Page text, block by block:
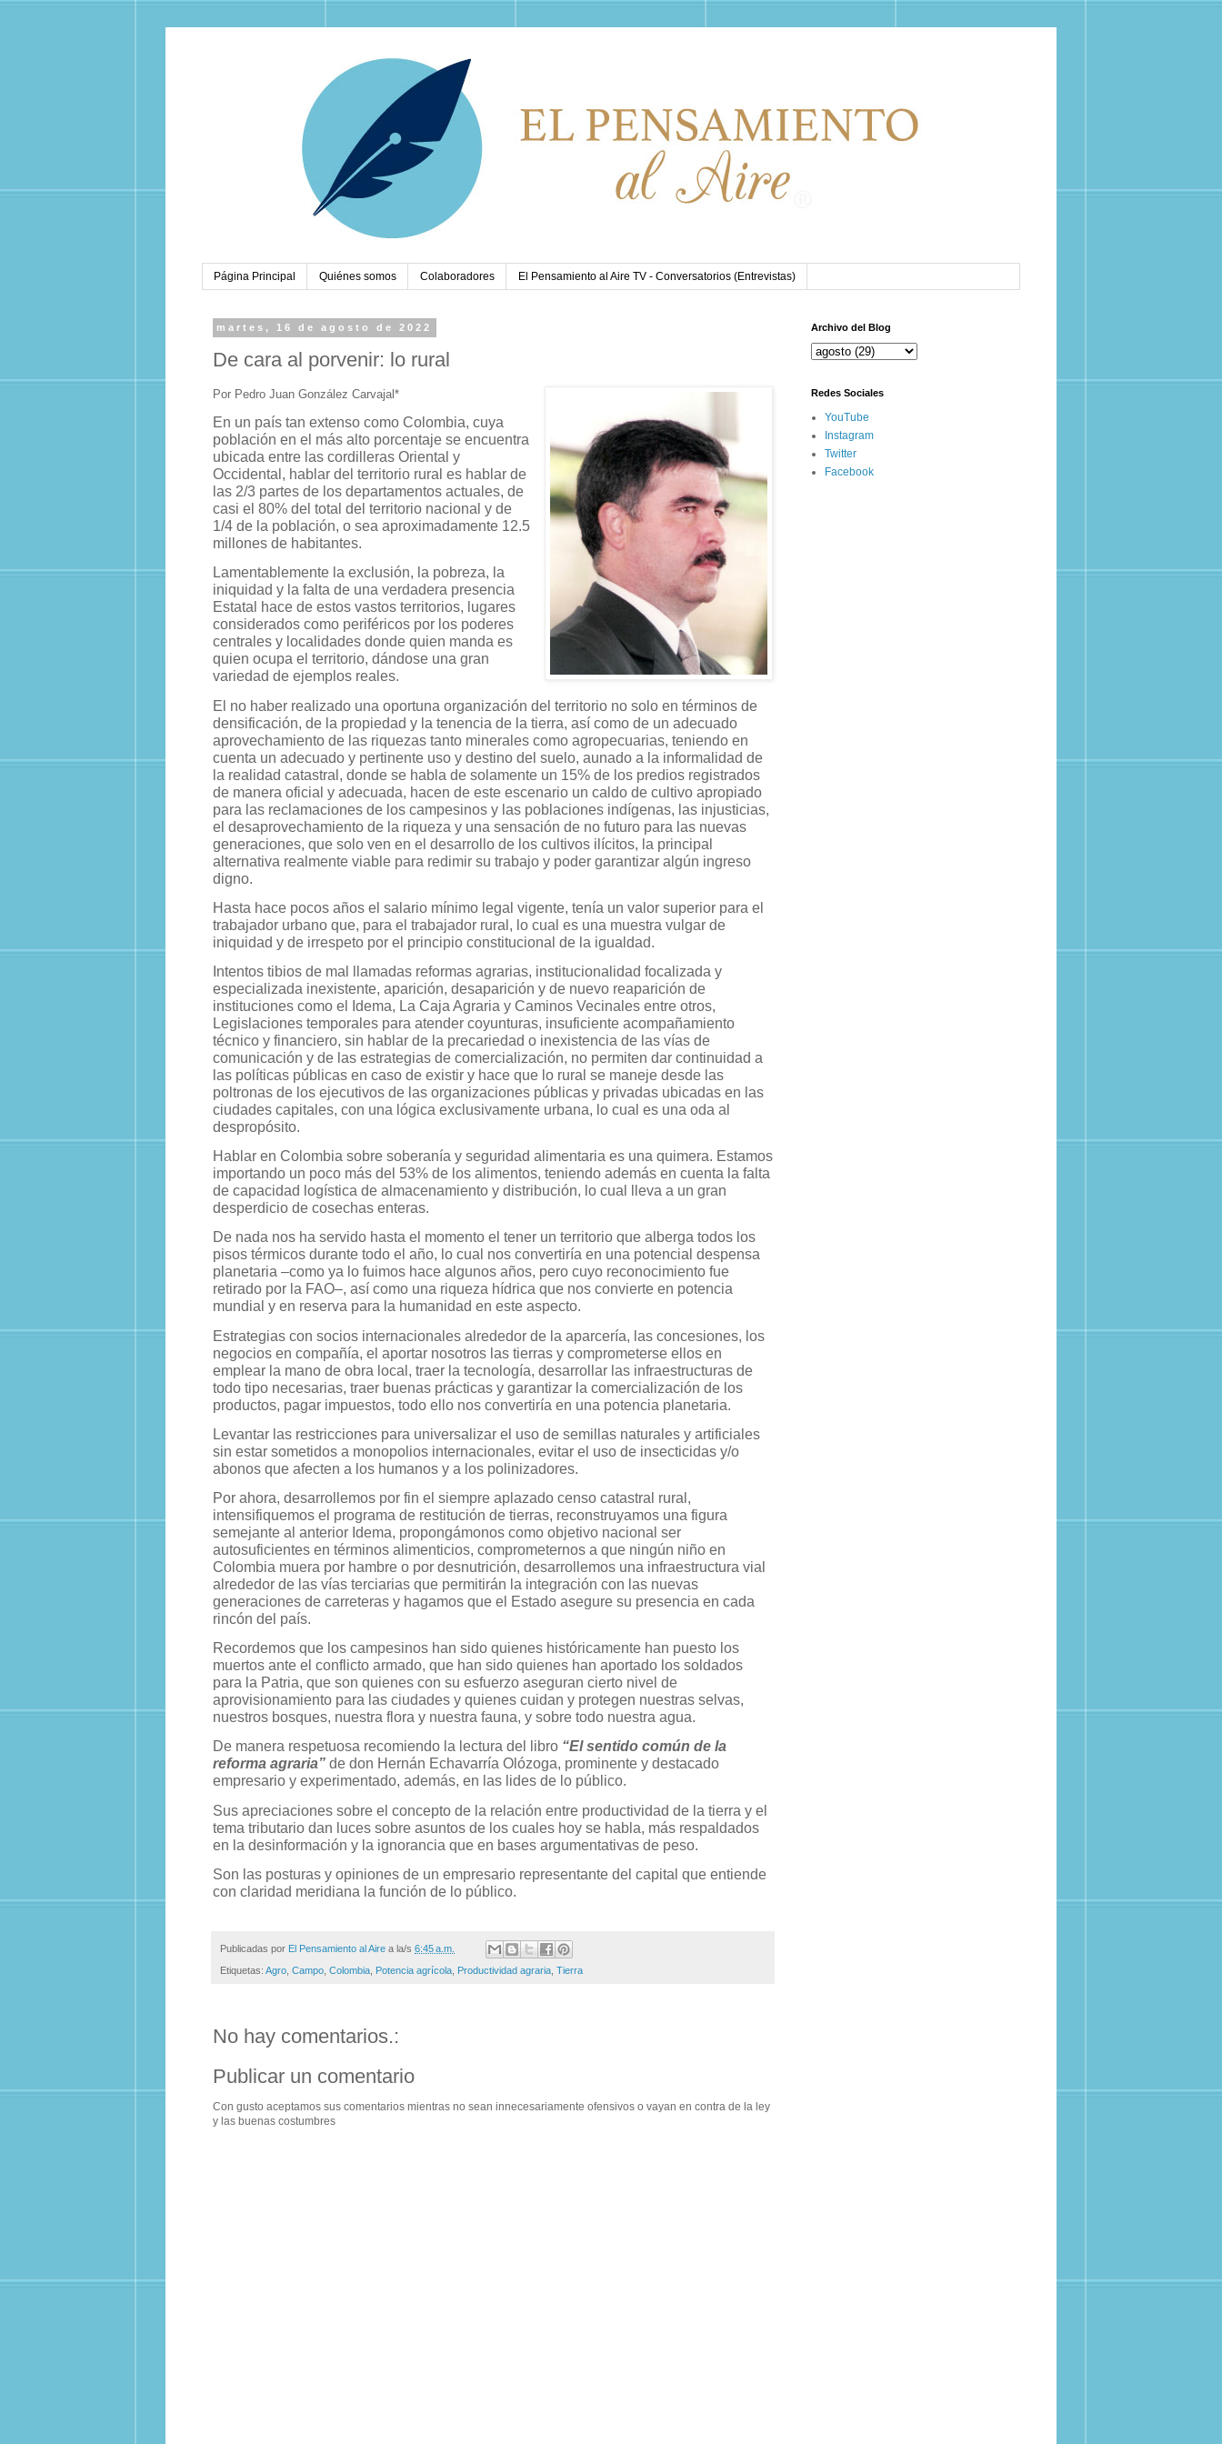
Página Principal Quiénes somos Colaboradores El Pensamiento al Aire TV - Conversatorios (Entrevistas)
martes, 16 de agosto de 2022
De cara al porvenir: lo rural
Por Pedro Juan González Carvajal*
En un país tan extenso como Colombia, cuya
población en el más alto porcentaje se encuentra
ubicada entre las cordilleras Oriental y
Occidental, hablar del territorio rural es hablar de
las 2/3 partes de los departamentos actuales, de
casi el 80% del total del territorio nacional y de
1/4 de la población, o sea aproximadamente 12.5
millones de habitantes.
Lamentablemente la exclusión, la pobreza, la
iniquidad y la falta de una verdadera presencia
Estatal hace de estos vastos territorios, lugares
considerados como periféricos por los poderes
centrales y localidades donde quien manda es
quien ocupa el territorio, dándose una gran
variedad de ejemplos reales.
El no haber realizado una oportuna organización del territorio no solo en términos de
densificación, de la propiedad y la tenencia de la tierra, así como de un adecuado
aprovechamiento de las riquezas tanto minerales como agropecuarias, teniendo en
cuenta un adecuado y pertinente uso y destino del suelo, aunado a la informalidad de
la realidad catastral, donde se habla de solamente un 15% de los predios registrados
de manera oficial y adecuada, hacen de este escenario un caldo de cultivo apropiado
para las reclamaciones de los campesinos y las poblaciones indígenas, las injusticias,
el desaprovechamiento de la riqueza y una sensación de no futuro para las nuevas
generaciones, que solo ven en el desarrollo de los cultivos ilícitos, la principal
alternativa realmente viable para redimir su trabajo y poder garantizar algún ingreso
digno.
Hasta hace pocos años el salario mínimo legal vigente, tenía un valor superior para el
trabajador urbano que, para el trabajador rural, lo cual es una muestra vulgar de
iniquidad y de irrespeto por el principio constitucional de la igualdad.
Intentos tibios de mal llamadas reformas agrarias, institucionalidad focalizada y
especializada inexistente, aparición, desaparición y de nuevo reaparición de
instituciones como el Idema, La Caja Agraria y Caminos Vecinales entre otros,
Legislaciones temporales para atender coyunturas, insuficiente acompañamiento
técnico y financiero, sin hablar de la precariedad o inexistencia de las vías de
comunicación y de las estrategias de comercialización, no permiten dar continuidad a
las políticas públicas en caso de existir y hace que lo rural se maneje desde las
poltronas de los ejecutivos de las organizaciones públicas y privadas ubicadas en las
ciudades capitales, con una lógica exclusivamente urbana, lo cual es una oda al
despropósito.
Hablar en Colombia sobre soberanía y seguridad alimentaria es una quimera. Estamos
importando un poco más del 53% de los alimentos, teniendo además en cuenta la falta
de capacidad logística de almacenamiento y distribución, lo cual lleva a un gran
desperdicio de cosechas enteras.
De nada nos ha servido hasta el momento el tener un territorio que alberga todos los
pisos térmicos durante todo el año, lo cual nos convertiría en una potencial despensa
planetaria –como ya lo fuimos hace algunos años, pero cuyo reconocimiento fue
retirado por la FAO–, así como una riqueza hídrica que nos convierte en potencia
mundial y en reserva para la humanidad en este aspecto.
Estrategias con socios internacionales alrededor de la aparcería, las concesiones, los
negocios en compañía, el aportar nosotros las tierras y comprometerse ellos en
emplear la mano de obra local, traer la tecnología, desarrollar las infraestructuras de
todo tipo necesarias, traer buenas prácticas y garantizar la comercialización de los
productos, pagar impuestos, todo ello nos convertiría en una potencia planetaria.
Levantar las restricciones para universalizar el uso de semillas naturales y artificiales
sin estar sometidos a monopolios internacionales, evitar el uso de insecticidas y/o
abonos que afecten a los humanos y a los polinizadores.
Por ahora, desarrollemos por fin el siempre aplazado censo catastral rural,
intensifiquemos el programa de restitución de tierras, reconstruyamos una figura
semejante al anterior Idema, propongámonos como objetivo nacional ser
autosuficientes en términos alimenticios, comprometernos a que ningún niño en
Colombia muera por hambre o por desnutrición, desarrollemos una infraestructura vial
alrededor de las vías terciarias que permitirán la integración con las nuevas
generaciones de carreteras y hagamos que el Estado asegure su presencia en cada
rincón del país.
Recordemos que los campesinos han sido quienes históricamente han puesto los
muertos ante el conflicto armado, que han sido quienes han aportado los soldados
para la Patria, que son quienes con su esfuerzo aseguran cierto nivel de
aprovisionamiento para las ciudades y quienes cuidan y protegen nuestras selvas,
nuestros bosques, nuestra flora y nuestra fauna, y sobre todo nuestra agua.
De manera respetuosa recomiendo la lectura del libro “El sentido común de la
reforma agraria” de don Hernán Echavarría Olózoga, prominente y destacado
empresario y experimentado, además, en las lides de lo público.
Sus apreciaciones sobre el concepto de la relación entre productividad de la tierra y el
tema tributario dan luces sobre asuntos de los cuales hoy se habla, más respaldados
en la desinformación y la ignorancia que en bases argumentativas de peso.
Son las posturas y opiniones de un empresario representante del capital que entiende
con claridad meridiana la función de lo público.
Publicadas por El Pensamiento al Aire a la/s 6:45 a.m.
Etiquetas: Agro Campo Colombia Potencia agrícola Productividad agraria Tierra
No hay comentarios.:
Publicar un comentario
Con gusto aceptamos sus comentarios mientras no sean innecesariamente ofensivos o vayan en contra de la ley
y las buenas costumbres
Archivo del Blog
Redes Sociales
YouTube
Instagram
Twitter
Facebook